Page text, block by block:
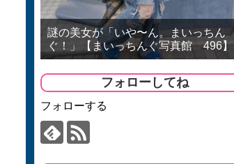
謎の美女が「いや〜ん。まいっちん
ぐ！」【まいっちんぐ写真館 496】
フォローしてね
フォローする